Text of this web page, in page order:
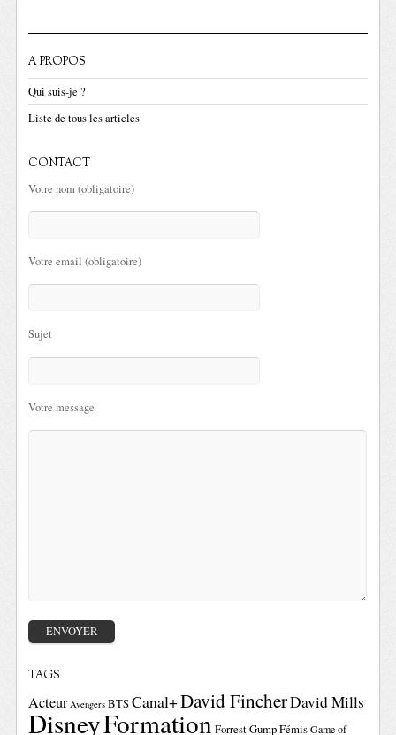
A PROPOS
Qui suis-je ?
Liste de tous les articles
CONTACT
Votre nom (obligatoire)
Votre email (obligatoire)
Sujet
Votre message
TAGS
Acteur Avengers BTSCanal+David FincherDavid Mills
DisneyFormationForrest GumpFémis Game of